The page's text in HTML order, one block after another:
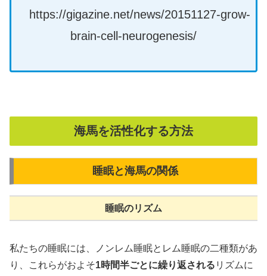
https://gigazine.net/news/20151127-grow-
brain-cell-neurogenesis/
海馬を活性化する方法
睡眠と海馬の関係
睡眠のリズム
私たちの睡眠には、ノンレム睡眠とレム睡眠の二種類があ
り、これらがおよそ1時間半ごとに繰り返される リズムに